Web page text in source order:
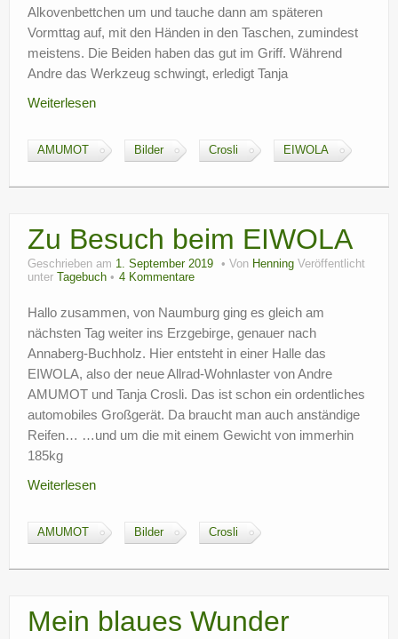
Alkovenbettchen um und tauche dann am späteren
Vormttag auf, mit den Händen in den Taschen, zumindest
meistens. Die Beiden haben das gut im Griff. Während
Andre das Werkzeug schwingt, erledigt Tanja
Weiterlesen
AMUMOT Bilder Crosli EIWOLA
Zu Besuch beim EIWOLA
Geschrieben am 1. September 2019 Von Henning Veröffentlicht
unter
Tagebuch 4 Kommentare
Hallo zusammen, von Naumburg ging es gleich am
nächsten Tag weiter ins Erzgebirge, genauer nach
Annaberg-Buchholz. Hier entsteht in einer Halle das
EIWOLA, also der neue Allrad-Wohnlaster von Andre
AMUMOT und Tanja Crosli. Das ist schon ein ordentliches
automobiles Großgerät. Da braucht man auch anständige
Reifen… …und um die mit einem Gewicht von immerhin
185kg
Weiterlesen
AMUMOT Bilder Crosli
Mein blaues Wunder